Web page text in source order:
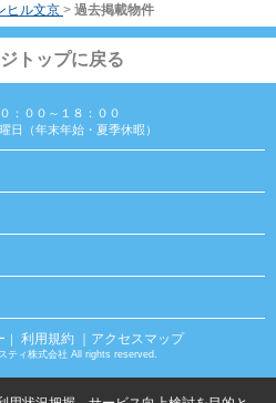
ヒル文京 > 過去掲載物件
トップに戻る
：００～１８：００
日（年末年始・夏季休暇）
｜ 利用規約 ｜アクセスマップ
ティ株式会社 All rights reserved.